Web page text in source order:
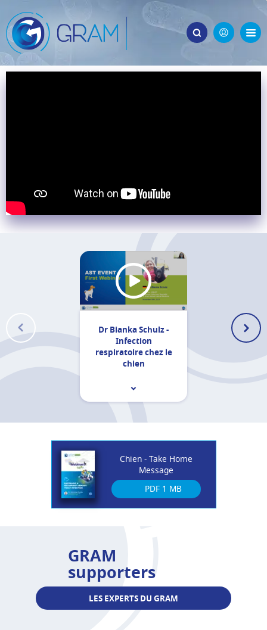
Dr Bianka Schulz -
Infection
respiratoire chez le
chien
Chien - Take Home
Message
PDF 1 MB
GRAM
supporters
LES EXPERTS DU GRAM